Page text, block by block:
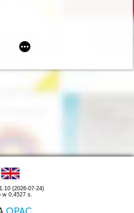
(2026-07-24)
w 0,4527 s.